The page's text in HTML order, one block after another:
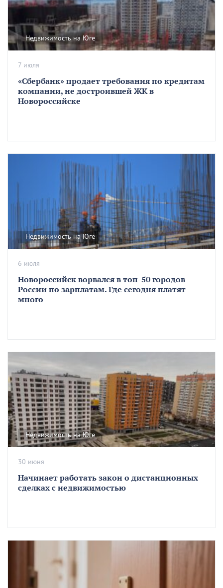
Недвижимость на Юге
«Сбербанк» продает требования по кредитам
компании, не достроившей ЖК в
Новороссийске
7 июля
Недвижимость на Юге
Новороссийск ворвался в топ-50 городов
России по зарплатам. Где сегодня платят
много
6 июля
Недвижимость на Юге
Начинает работать закон о дистанционных
сделках с недвижимостью
30 июня